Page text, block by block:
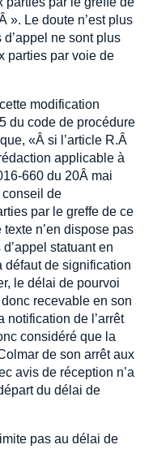
». Le doute n’est plus
ne sont plus
parties par voie de
modification
du code de procédure
«Â si l’article R.Â
applicable à
660 du 20Â mai
de
par le greffe de ce
n’en dispose pas
statuant en
défaut de signification
le délai de pourvoi
recevable en son
notification de l’arrêt
considéré que la
de son arrêt aux
avis de réception n’a
du délai de
pas au délai de